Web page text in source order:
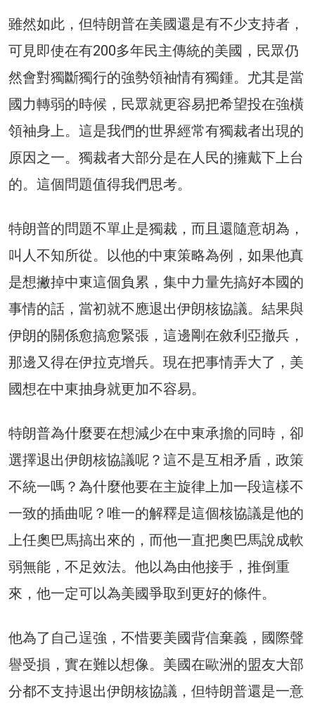
雖然如此，但特朗普在美國還是有不少支持者，
可見即使在有200多年民主傳統的美國，民眾仍
然會對獨斷獨行的強勢領袖情有獨鍾。尤其是當
國力轉弱的時候，民眾就更容易把希望投在強橫
領袖身上。這是我們的世界經常有獨裁者出現的
原因之一。獨裁者大部分是在人民的擁戴下上台
的。這個問題值得我們思考。
特朗普的問題不單止是獨裁，而且還隨意胡為，
叫人不知所從。以他的中東策略為例，如果他真
是想撇掉中東這個負累，集中力量先搞好本國的
事情的話，當初就不應退出伊朗核協議。結果與
伊朗的關係愈搞愈緊張，這邊剛在敘利亞撤兵，
那邊又得在伊拉克增兵。現在把事情弄大了，美
國想在中東抽身就更加不容易。
特朗普為什麼要在想減少在中東承擔的同時，卻
選擇退出伊朗核協議呢？這不是互相矛盾，政策
不統一嗎？為什麼他要在主旋律上加一段這樣不
一致的插曲呢？唯一的解釋是這個核協議是他的
上任奧巴馬搞出來的，而他一直把奧巴馬說成軟
弱無能，不足效法。他以為由他接手，推倒重
來，他一定可以為美國爭取到更好的條件。
他為了自己逞強，不惜要美國背信棄義，國際聲
譽受損，實在難以想像。美國在歐洲的盟友大部
分都不支持退出伊朗核協議，但特朗普還是一意